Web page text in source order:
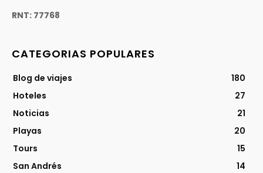
RNT: 77768
CATEGORIAS POPULARES
Blog de viajes
180
Hoteles
27
Noticias
21
Playas
20
Tours
15
San Andrés
14